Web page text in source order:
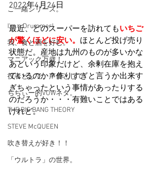
ご一緒シリーズ。
I'm a Drummer!
我、食と酒を好む。
マニアック万歳！
役者として、声優として。
ちぢぃー的VOWネタ。
THE BIG BANG THEORY
STEVE McQUEEN
吹き替えが好き！！
「ウルトラ」の世界。
2022年4月24日
最近、どのスーパーを訪れてもいちご
が驚くほどに安い。 ほとんど投げ売り
状態だ。産地は九州のものが多いかな
あという印象だけど、余剰在庫を抱え
ているのか？作りすぎと言うか出来す
ぎちゃったという事情があったりする
のだろうか・・・有難いことではある
けれど。